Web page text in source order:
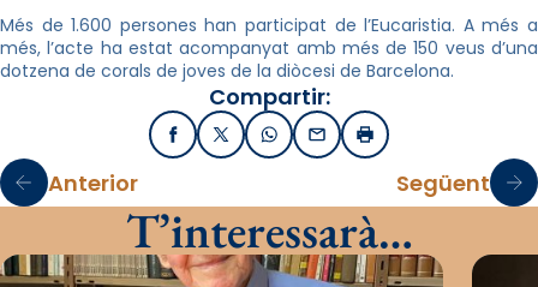
Més de 1.600 persones han participat de l’Eucaristia. A més a
més, l’acte ha estat acompanyat amb més de 150 veus d’una
dotzena de corals de joves de la diòcesi de Barcelona.
Compartir:
FacebookX / TwitterWhatsApp
EmailImprimir
Anterior Següent
T’interessarà…